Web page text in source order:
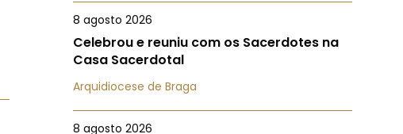
8 agosto 2026
Celebrou e reuniu com os Sacerdotes na
Casa Sacerdotal
Arquidiocese de Braga
8 agosto 2026